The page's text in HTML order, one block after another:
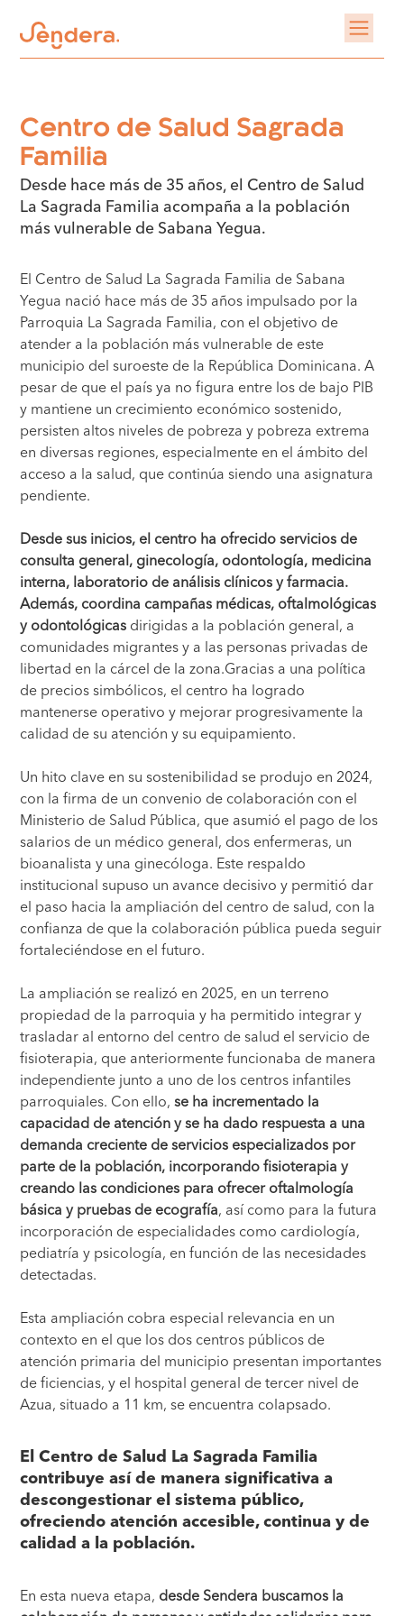
Centro de Salud Sagrada
Familia
Desde hace más de 35 años, el Centro de Salud
La Sagrada Familia acompaña a la población
más vulnerable de Sabana Yegua.
El Centro de Salud La Sagrada Familia de Sabana
Yegua nació hace más de 35 años impulsado por la
Parroquia La Sagrada Familia, con el objetivo de
atender a la población más vulnerable de este
municipio del suroeste de la República Dominicana. A
pesar de que el país ya no figura entre los de bajo PIB
y mantiene un crecimiento económico sostenido,
persisten altos niveles de pobreza y pobreza extrema
en diversas regiones, especialmente en el ámbito del
acceso a la salud, que continúa siendo una asignatura
pendiente.
Desde sus inicios, el centro ha ofrecido servicios de
consulta general, ginecología, odontología, medicina
interna, laboratorio de análisis clínicos y farmacia.
Además, coordina campañas médicas, oftalmológicas
y odontológicas dirigidas a la población general, a
comunidades migrantes y a las personas privadas de
libertad en la cárcel de la zona.Gracias a una política
de precios simbólicos, el centro ha logrado
mantenerse operativo y mejorar progresivamente la
calidad de su atención y su equipamiento.
Un hito clave en su sostenibilidad se produjo en 2024,
con la firma de un convenio de colaboración con el
Ministerio de Salud Pública, que asumió el pago de los
salarios de un médico general, dos enfermeras, un
bioanalista y una ginecóloga. Este respaldo
institucional supuso un avance decisivo y permitió dar
el paso hacia la ampliación del centro de salud, con la
confianza de que la colaboración pública pueda seguir
fortaleciéndose en el futuro.
La ampliación se realizó en 2025, en un terreno
propiedad de la parroquia y ha permitido integrar y
trasladar al entorno del centro de salud el servicio de
fisioterapia, que anteriormente funcionaba de manera
independiente junto a uno de los centros infantiles
parroquiales. Con ello,se ha incrementado la
capacidad de atención y se ha dado respuesta a una
demanda creciente de servicios especializados por
parte de la población, incorporando fisioterapia y
creando las condiciones para ofrecer oftalmología
básica y pruebas de ecografía, así como para la futura
incorporación de especialidades como cardiología,
pediatría y psicología, en función de las necesidades
detectadas.
Esta ampliación cobra especial relevancia en un
contexto en el que los dos centros públicos de
atención primaria del municipio presentan importantes
de ficiencias, y el hospital general de tercer nivel de
Azua, situado a 11 km, se encuentra colapsado.
El Centro de Salud La Sagrada Familia
contribuye así de manera significativa a
descongestionar el sistema público,
ofreciendo atención accesible, continua y de
calidad a la población.
En esta nueva etapa, desde Sendera buscamos la